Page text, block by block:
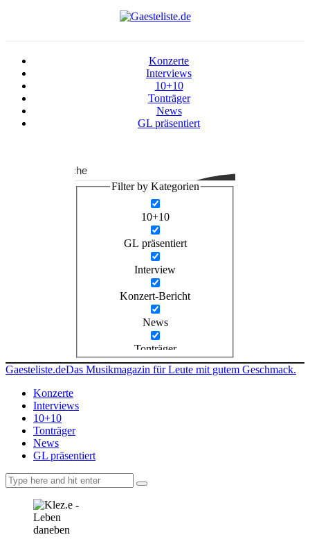
Konzerte
Interviews
10+10
Tonträger
News
GL präsentiert
Suche
Filter by Kategorien
10+10
GL präsentiert
Interview
Konzert-Bericht
News
Tonträger
Gaesteliste.deDas Musikmagazin für Leute mit gutem Geschmack.
Konzerte
Interviews
10+10
Tonträger
News
GL präsentiert